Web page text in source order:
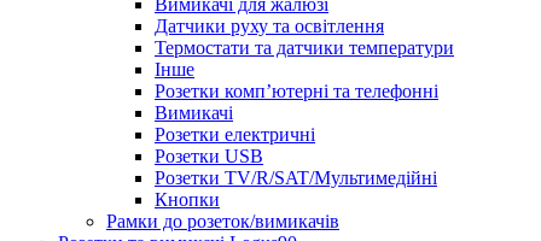
Вимикачі для жалюзі
Датчики руху та освітлення
Термостати та датчики температури
Інше
Розетки комп’ютерні та телефонні
Вимикачі
Розетки електричні
Розетки USB
Розетки TV/R/SAT/Мультимедійні
Кнопки
Рамки до розеток/вимикачів